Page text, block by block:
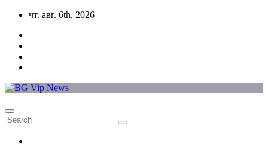
Skip
content
чт. авг. 6th, 2026